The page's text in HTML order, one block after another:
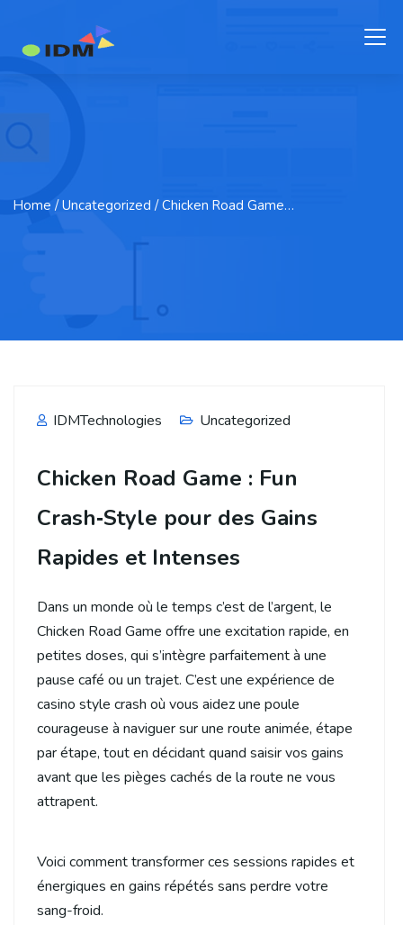
Home / Uncategorized / Chicken Road Game…
IDMTechnologies Uncategorized
Chicken Road Game : Fun
Crash‑Style pour des Gains
Rapides et Intenses
Dans un monde où le temps c’est de l’argent, le
Chicken Road Game offre une excitation rapide, en
petites doses, qui s’intègre parfaitement à une
pause café ou un trajet. C’est une expérience de
casino style crash où vous aidez une poule
courageuse à naviguer sur une route animée, étape
par étape, tout en décidant quand saisir vos gains
avant que les pièges cachés de la route ne vous
attrapent.
Voici comment transformer ces sessions rapides et
énergiques en gains répétés sans perdre votre
sang-froid.